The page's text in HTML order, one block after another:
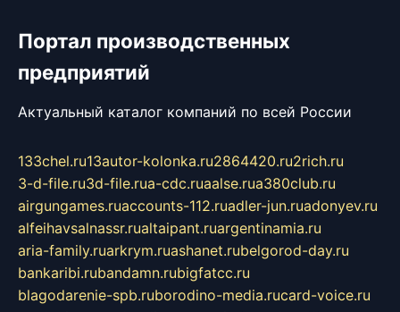
Портал производственных
предприятий
Актуальный каталог компаний по всей России
133chel.ru13autor-kolonka.ru2864420.ru2rich.ru
3-d-file.ru3d-file.rua-cdc.ruaalse.rua380club.ru
airgungames.ruaccounts-112.ruadler-jun.ruadonyev.ru
alfeihavsalnassr.rualtaipant.ruargentinamia.ru
aria-family.ruarkrym.ruashanet.rubelgorod-day.ru
bankaribi.rubandamn.rubigfatcc.ru
blagodarenie-spb.ruborodino-media.rucard-voice.ru